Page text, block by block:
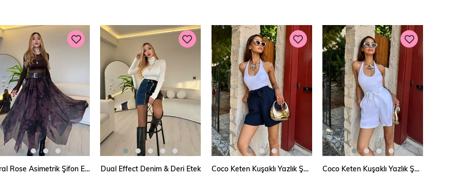
SEPETE EKLE Floral Rose Asimetrik Şifon Etek SEPETE EKLE
Dual Effect Denim & Deri Etek SEPETE EKLE Coco Keten Kuşaklı Yazlık Şort SEPETE EKLE Coco Keten Kuşaklı Yazlık Şort